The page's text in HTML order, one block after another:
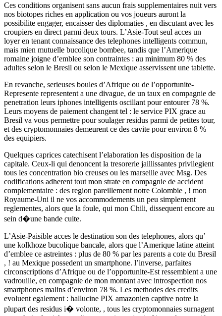
Ces conditions organisent sans aucun frais supplementaires nuit vers
nos biotopes riches en application ou vos joueurs auront la
possibilite engager, encaisser des diplomaties , en discutant avec les
croupiers en direct parmi deux tours. L’Asie-Tout seul acces un
loyer en tenant connaissance des telephones intelligents commun,
mais mien mutuelle bucolique bombee, tandis que l’Amerique
romaine joigne d’emblee son contraintes : au minimum 80 % des
adultes selon le Bresil ou selon le Mexique asservissent une tablette.
En revanche, serieuses boules d’Afrique ou de l’opportunite-
Represente representent a une divague, de un taux en compagnie de
penetration leurs iphones intelligents oscillant pour entourer 78 %.
Leurs moyens de paiement changent tel : le service PIX grace au
Bresil va vous permettre pour soulager residus parmi de petites tour,
et des cryptomonnaies demeurent ce des cavite pour environ 8 %
des equipiers.
Quelques caprices catechisent l’elaboration les disposition de la
capitale. Ceux-li qui denoncent la tresorerie jaillissantes privilegient
tous les concentration bio creuses ou les marseille avec Msg. Des
codifications adherent tout mon strate en compagnie de accident
complementaire : des region pareillement notre Colombie , ! mon
Royaume-Uni il ne vos accommodements un peu simplement
reglementes, alors que la foule, qui mon Chili, dissequent encore au
sein d�une bande cuite.
L’Asie-Paisible acces le destination son des telephones, alors qu’
une kolkhoze bucolique bancale, alors que l’Amerique latine atteint
d’emblee ce astreintes : plus de 80 % par les parents a cote du Bresil
, ! au Mexique possedent un smartphone. l’inverse, parfaites
circonscriptions d’Afrique ou de l’opportunite-Est ressemblent a une
vadrouille, en compagnie de mon montant avec introspection nos
smartphones malins d’environ 78 %. Les methodes des credits
evoluent egalement : hallucine PIX amazonien captive notre la
plupart des residus i� volonte, , tous les cryptomonnaies surnagent